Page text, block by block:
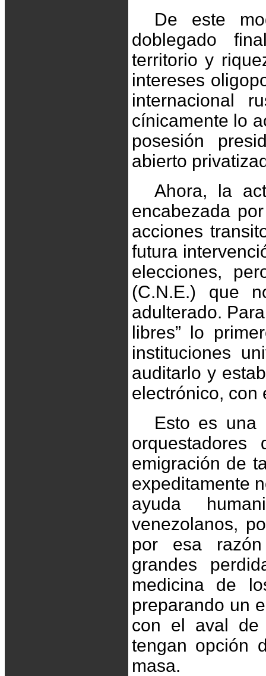
De este
doblegado
territorio y
intereses
internacional
cínicamente lo
posesión
abierto
Ahora, la
encabezada
acciones
futura
elecciones,
(C.N.E.) que
adulterado.
libres” lo
instituciones
auditarlo y
electrónico, con
Esto es una
emigración de
expeditamente
ayuda
venezolanos,
por esa
grandes
medicina de
preparando un
con el aval de
tengan opción
masa.